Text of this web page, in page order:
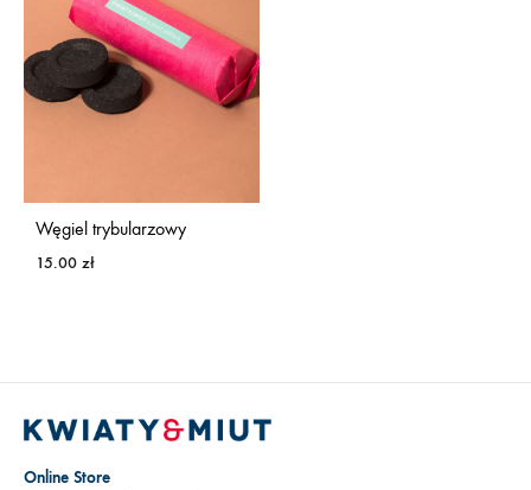
Węgiel trybularzowy
15.00 zł
Online Store